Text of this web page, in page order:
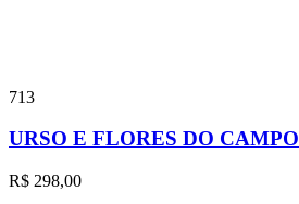
713
URSO E FLORES DO CAMPO
R$ 298,00